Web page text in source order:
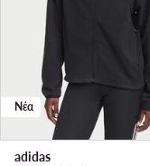
Νέα
adidas